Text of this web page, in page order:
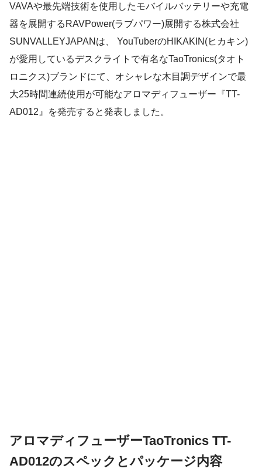
VAVAや最先端技術を使用したモバイルバッテリーや充電
器を展開するRAVPower(ラブパワー)展開する株式会社
SUNVALLEYJAPANは、 YouTuberのHIKAKIN(ヒカキン)
が愛用しているデスクライトで有名なTaoTronics(タオト
ロニクス)ブランドにて、オシャレな木目調デザインで最
大25時間連続使用が可能なアロマディフューザー『TT-
AD012』を発売すると発表しました。
アロマディフューザーTaoTronics TT-
AD012のスペックとパッケージ内容